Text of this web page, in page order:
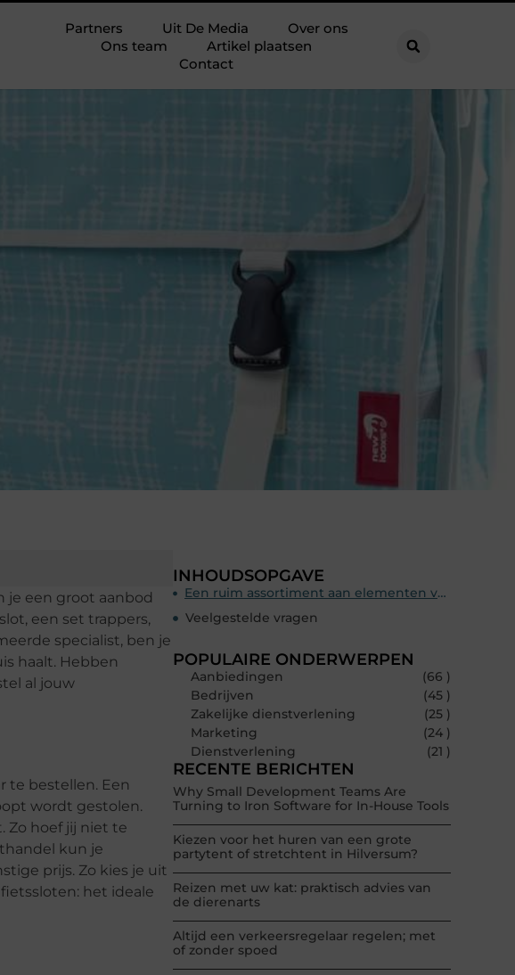
Partners Uit De Media
Over ons
Ons team
Artikel plaatsen
Contact
je een groot aanbod
een set trappers,
specialist, ben je
haalt. Hebben
al jouw
te bestellen. Een
wordt gestolen.
Zo hoef jij niet te
kun je
prijs. Zo kies je uit
het ideale
INHOUDSOPGAVE
Een ruim assortiment aan elementen voor je fiets
Veelgestelde vragen
POPULAIRE ONDERWERPEN
Aanbiedingen
(66 )
Bedrijven
(45 )
Zakelijke dienstverlening
(25 )
Marketing
(24 )
Dienstverlening
(21 )
RECENTE BERICHTEN
Why Small Development Teams Are
Turning to Iron Software for In-House Tools
Kiezen voor het huren van een grote
partytent of stretchtent in Hilversum?
Reizen met uw kat: praktisch advies van
de dierenarts
Altijd een verkeersregelaar regelen; met
of zonder spoed